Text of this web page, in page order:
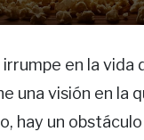
en la
una visión en la
hay un